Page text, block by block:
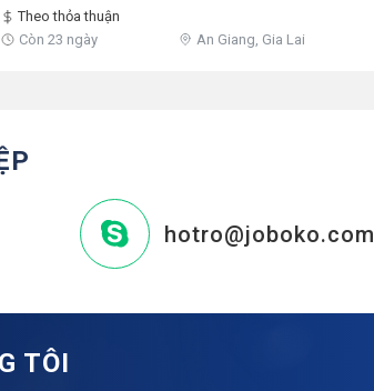
Theo thỏa thuận
Còn 23 ngày
An Giang, Gia Lai
hotro@joboko.com
TÔI